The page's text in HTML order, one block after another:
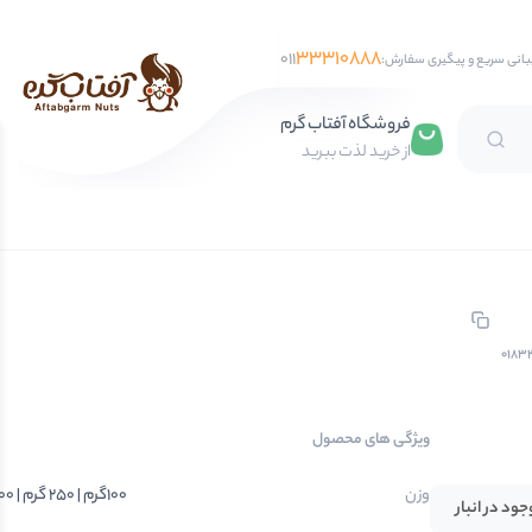
سریع و پیگیری سفارش: 01133310888
تخمه جابانی
تخمه هندوانه
فندق با پوست
فروشگاه آفتاب گرم
از خرید لذت ببرید
در انبار
ویژگی های محصول
وزن 100گرم | 250 گرم | 500 گرم | 750 گرم | 1 کیلوگرم